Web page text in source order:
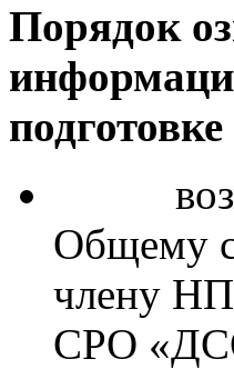
Порядок
Общему
члену
СРО